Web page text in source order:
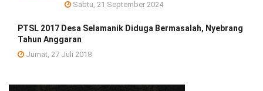
Sabtu, 21 September 2024
PTSL 2017 Desa Selamanik Diduga Bermasalah, Nyebrang
Tahun Anggaran
Jumat, 27 Juli 2018